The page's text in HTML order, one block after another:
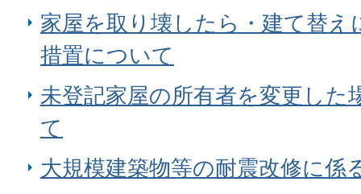
家屋を取り壊したら・建て替え
措置について
未登記家屋の所有者を変更した
て
大規模建築物等の耐震改修に係